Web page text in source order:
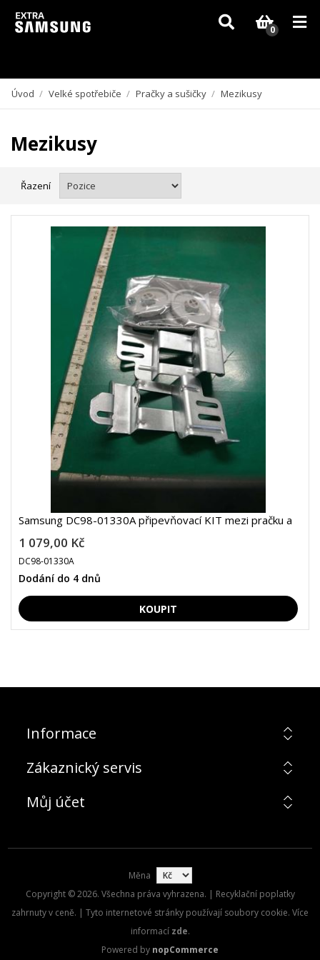
Vzhledem k aktuální situaci se může dodání dílů, které nejsou skladem,
zpozdit. Děkujeme za pochopení.
0
Úvod / Velké spotřebiče / Pračky a sušičky / Mezikusy
Mezikusy
Řazení
Samsung DC98-01330A připevňovací KIT mezi pračku a
1 079,00 Kč
DC98-01330A
Dodání do 4 dnů
Informace
Zákaznický servis
Můj účet
Měna
Copyright © 2026. Všechna práva vyhrazena. | Recyklační poplatky
zahrnuty v ceně. | Tyto internetové stránky používají soubory cookie. Více
informací zde.
Powered by nopCommerce